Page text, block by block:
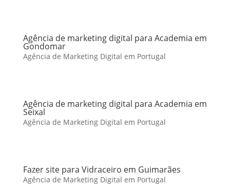
Agência de marketing digital para Academia em
Gondomar
Agência de Marketing Digital em Portugal
Agência de marketing digital para Academia em
Seixal
Agência de Marketing Digital em Portugal
Fazer site para Vidraceiro em Guimarães
Agência de Marketing Digital em Portugal